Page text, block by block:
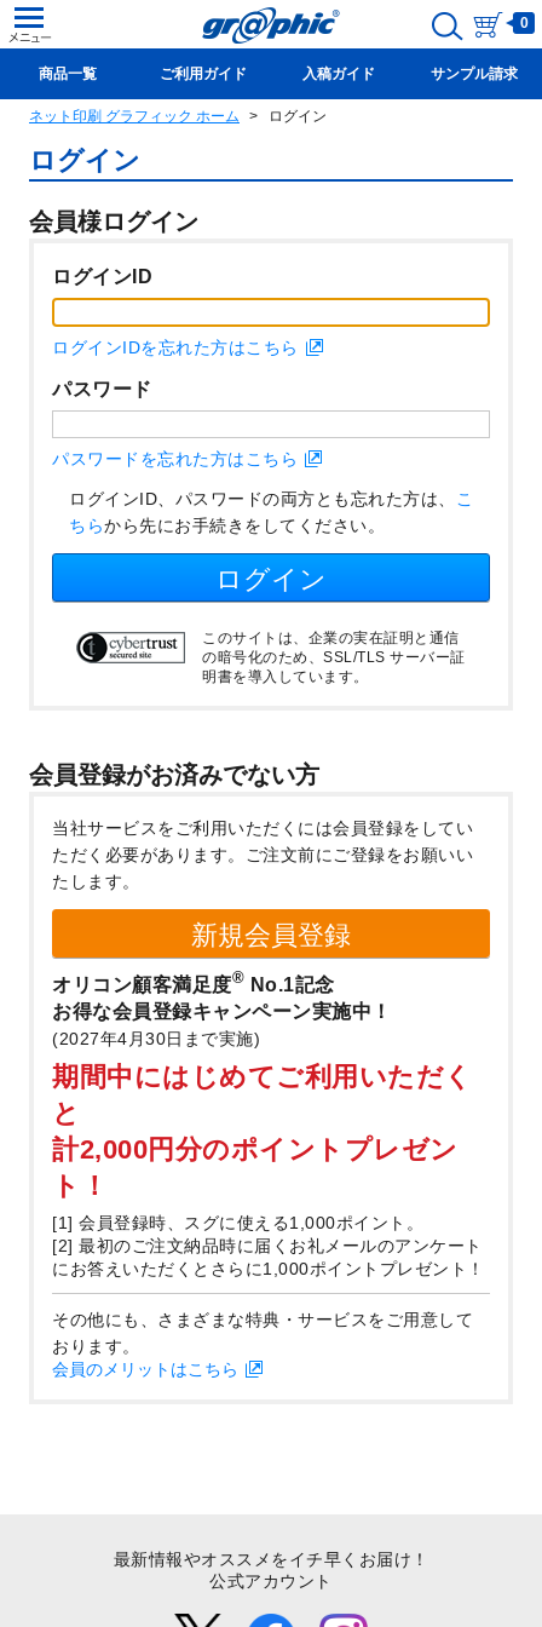
0
商品一覧 ご利用ガイド 入稿ガイド サンプル請求
新規会員登録(無料)
ネット印刷 グラフィック ホーム ログイン
ログイン
会員様ログイン
ログインID
ログインIDを忘れた方はこちら
パスワード
パスワードを忘れた方はこちら
ログインID、パスワードの両方とも忘れた方は、 こ
ちらから先にお手続きをしてください。
ログイン
このサイトは、企業の実在証明と通信
の暗号化のため、SSL/TLS サーバー証
明書を導入しています。
会員登録がお済みでない方
当社サービスをご利用いただくには会員登録をしてい
ただく必要があります。
ご注文前にご登録をお願いい
たします。
新規会員登録
オリコン顧客満足度® No.1記念
お得な会員登録キャンペーン実施中！
(2027年4月30日まで実施)
期間中にはじめてご利用いただく
と
計2,000円分のポイントプレゼン
ト！
[1] 会員登録時、スグに使える1,000ポイント。
[2] 最初のご注文納品時に届くお礼メールのアンケート
にお答えいただくとさらに1,000ポイントプレゼント！
その他にも、さまざまな特典・サービスをご用意して
おります。
会員のメリットはこちら
最新情報やオススメをイチ早くお届け！
公式アカウント